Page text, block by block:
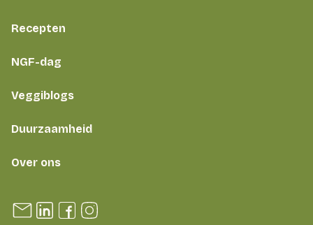
Recepten
NGF-dag
Veggiblogs
Duurzaamheid
Over ons